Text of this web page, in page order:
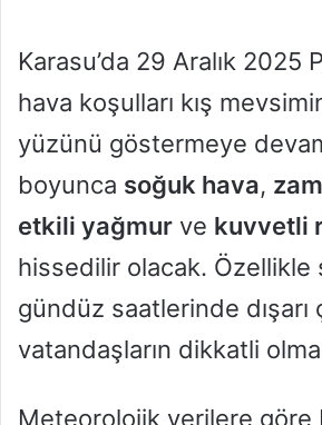
m
k
Karasu’da 29 Aralık 2025
hava koşulları kış
yüzünü göstermeye
boyunca soğuk hava,
etkili yağmur ve kuvvetli
hissedilir olacak. Özellikle
gündüz saatlerinde dışarı
vatandaşların dikkatli
Meteorolojik verilere göre